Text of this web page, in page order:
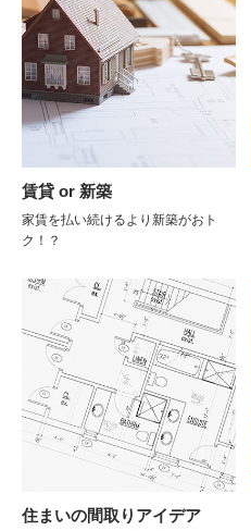
賃貸 or 新築
家賃を払い続けるより新築がおト
ク！？
住まいの間取りアイデア